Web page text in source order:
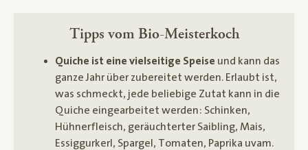
Tipps vom Bio-Meisterkoch
Quiche ist eine vielseitige Speise und kann das
ganze Jahr über zubereitet werden. Erlaubt ist,
was schmeckt, jede beliebige Zutat kann in die
Quiche eingearbeitet werden: Schinken,
Hühnerfleisch, geräuchterter Saibling, Mais,
Essiggurkerl, Spargel, Tomaten, Paprika uvam.